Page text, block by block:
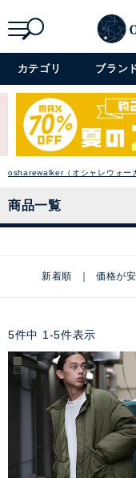
カテゴリ ブラン
osharewalker（オシャレウォー
商品一覧
新着順 価格が
5件中 1 -5件表示